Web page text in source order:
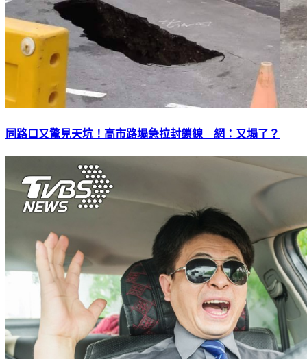
同路口又驚見天坑！高市路塌急拉封鎖線 網：又塌了？